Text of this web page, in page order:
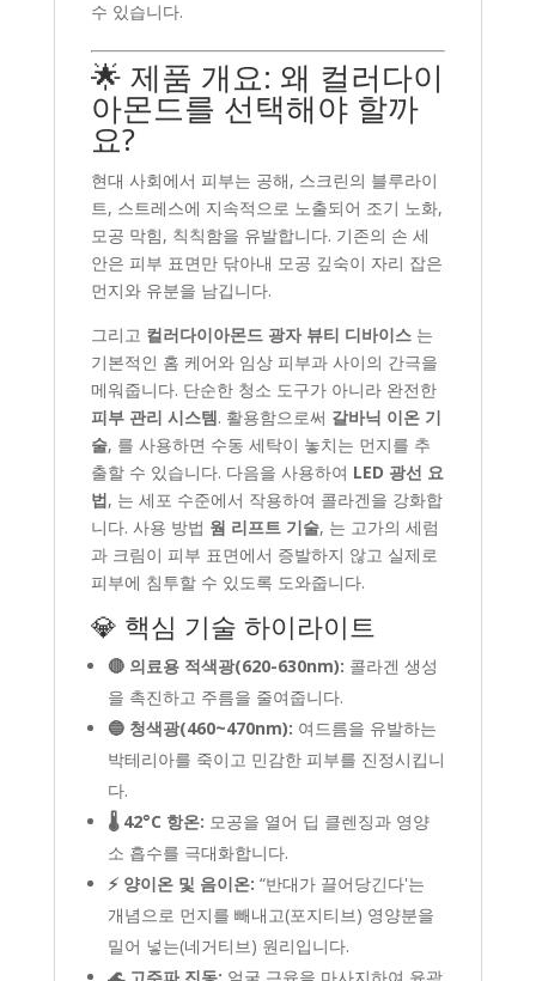
수 있습니다.
🌟 제품 개요: 왜 컬러다이
아몬드를 선택해야 할까
요?
현대 사회에서 피부는 공해, 스크린의 블루라이
트, 스트레스에 지속적으로 노출되어 조기 노화,
모공 막힘, 칙칙함을 유발합니다. 기존의 손 세
안은 피부 표면만 닦아내 모공 깊숙이 자리 잡은
먼지와 유분을 남깁니다.
그리고 컬러다이아몬드 광자 뷰티 디바이스는
기본적인 홈 케어와 임상 피부과 사이의 간극을
메워줍니다. 단순한 청소 도구가 아니라 완전한
피부 관리 시스템. 활용함으로써 갈바닉 이온 기
술, 를 사용하면 수동 세탁이 놓치는 먼지를 추
출할 수 있습니다. 다음을 사용하여 LED 광선 요
법, 는 세포 수준에서 작용하여 콜라겐을 강화합
니다. 사용 방법 웜 리프트 기술, 는 고가의 세럼
과 크림이 피부 표면에서 증발하지 않고 실제로
피부에 침투할 수 있도록 도와줍니다.
💎 핵심 기술 하이라이트
🔴 의료용 적색광(620-630nm): 콜라겐 생성
을 촉진하고 주름을 줄여줍니다.
🔵 청색광(460~470nm): 여드름을 유발하는
박테리아를 죽이고 민감한 피부를 진정시킵니
다.
🌡️ 42°C 항온: 모공을 열어 딥 클렌징과 영양
소 흡수를 극대화합니다.
⚡ 양이온 및 음이온: “반대가 끌어당긴다'는
개념으로 먼지를 빼내고(포지티브) 영양분을
밀어 넣는(네거티브) 원리입니다.